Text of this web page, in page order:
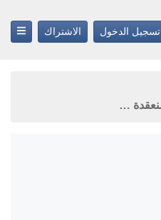
تسجيل الدخول الاشتراك